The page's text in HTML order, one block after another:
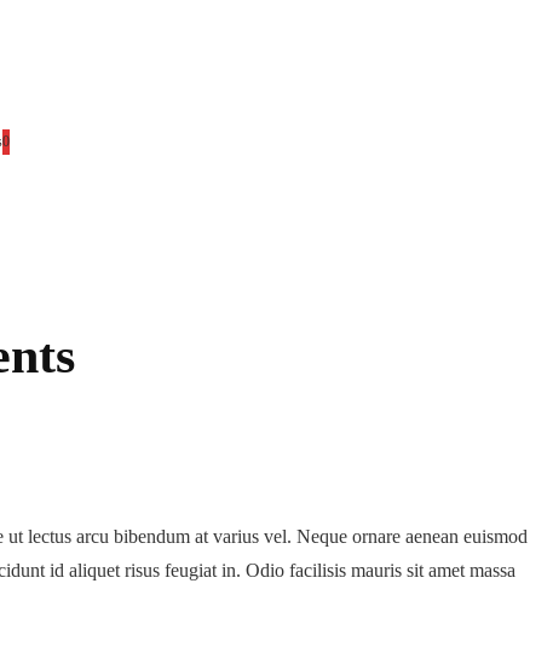
0
lectus arcu bibendum at varius vel. Neque ornare aenean euismod
id aliquet risus feugiat in. Odio facilisis mauris sit amet massa